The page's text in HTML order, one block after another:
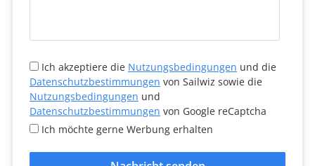
Ich akzeptiere die Nutzungsbedingungen und die
Datenschutzbestimmungen von Sailwiz sowie die
Nutzungsbedingungen und
Datenschutzbestimmungen von Google reCaptcha
Ich möchte gerne Werbung erhalten